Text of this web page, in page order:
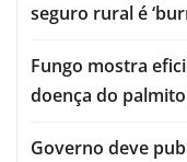
seguro rural é
Fungo mostra
doença do
Governo deve